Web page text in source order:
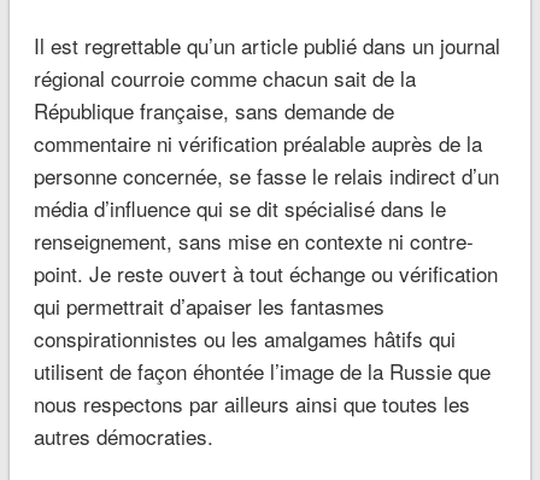
Il est regrettable qu’un article publié dans un journal
régional courroie comme chacun sait de la
République française, sans demande de
commentaire ni vérification préalable auprès de la
personne concernée, se fasse le relais indirect d’un
média d’influence qui se dit spécialisé dans le
renseignement, sans mise en contexte ni contre-
point. Je reste ouvert à tout échange ou vérification
qui permettrait d’apaiser les fantasmes
conspirationnistes ou les amalgames hâtifs qui
utilisent de façon éhontée l’image de la Russie que
nous respectons par ailleurs ainsi que toutes les
autres démocraties.